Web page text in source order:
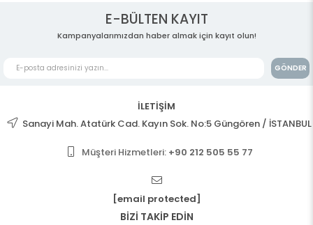
E-BÜLTEN KAYIT
Kampanyalarımızdan haber almak için kayıt olun!
GÖNDER
İLETİŞİM
Sanayi Mah. Atatürk Cad. Kayın Sok. No:5 Güngören / İSTANBUL
Müşteri Hizmetleri: +90 212 505 55 77
[email protected]
BİZİ TAKİP EDİN